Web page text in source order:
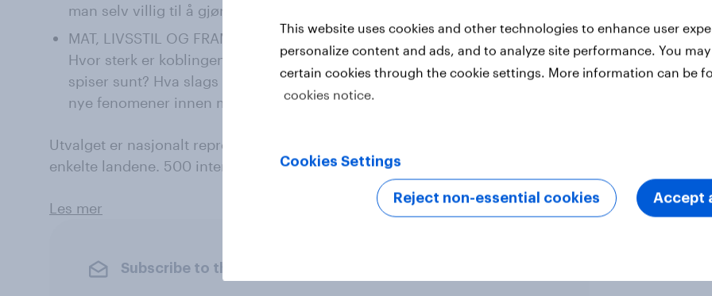
man selv villig til å gjøre for å være mer miljøvennlig når det gjelder mat?
MAT, LIVSSTIL OG FRAMTID
Hvor sterk er koblingen mellom egen levealder og matvalg? Hvor mange
spiser sunt? Hva slags kosthold blir brukt? Hvilken oppfatning har man av
nye fenomener innen matvareproduksjon?
Utvalget er nasjonalt representativt for befolkningen i alderen 16–64 år i de
enkelte landene. 500 intervjuer per land.
Les mer
Subscribe to the YouGov newsletter
This website uses cookies and other technologies to enhance user
personalize content and ads, and to analyze site performance. You
certain cookies through the cookie settings. More information can be
cookies notice.
Cookies Settings
Reject non-essential cookies Accept